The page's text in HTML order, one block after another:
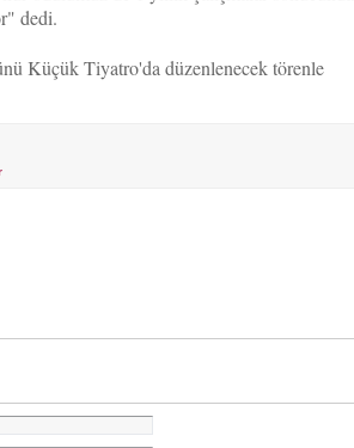
dedi.
Küçük Tiyatro'da düzenlenecek törenle